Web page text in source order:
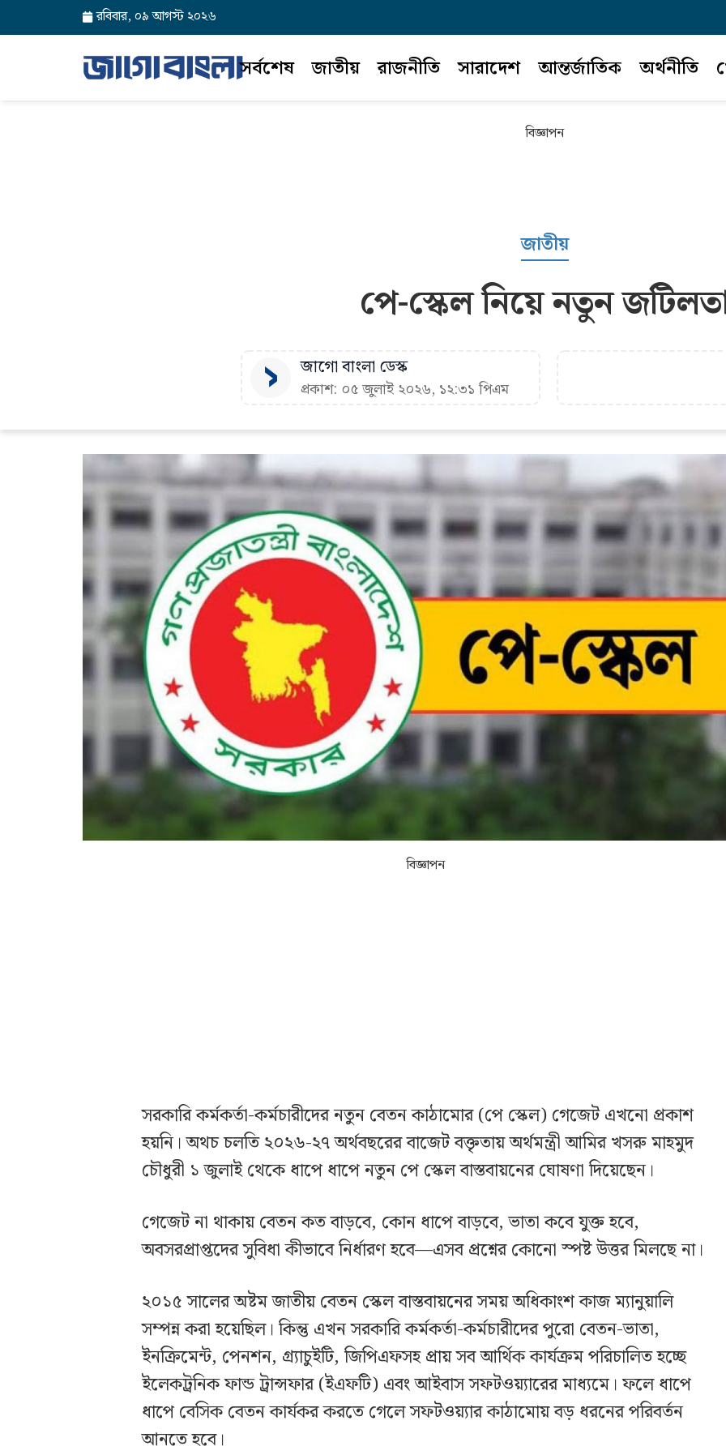
রবিবার, ০৯ আগস্ট ২০২৬
সর্বশেষ জাতীয় রাজনীতি সারাদেশ আন্তর্জাতিক অর্থনীতি
বিজ্ঞাপন
জাতীয়
পে-স্কেল নিয়ে নতুন
জাগো বাংলা ডেস্ক
প্রকাশ: ০৫ জুলাই ২০২৬, ১২:৩১ পিএম
বিজ্ঞাপন
সরকারি কর্মকর্তা-কর্মচারীদের নতুন বেতন কাঠামোর (পে স্কেল) গেজেট এখনো প্রকাশ
হয়নি। অথচ চলতি ২০২৬-২৭ অর্থবছরের বাজেট বক্তৃতায় অর্থমন্ত্রী আমির খসরু মাহমুদ
চৌধুরী ১ জুলাই থেকে ধাপে ধাপে নতুন পে স্কেল বাস্তবায়নের ঘোষণা দিয়েছেন।
গেজেট না থাকায় বেতন কত বাড়বে, কোন ধাপে বাড়বে, ভাতা কবে যুক্ত হবে,
অবসরপ্রাপ্তদের সুবিধা কীভাবে নির্ধারণ হবে—এসব প্রশ্নের কোনো স্পষ্ট উত্তর মিলছে না।
২০১৫ সালের অষ্টম জাতীয় বেতন স্কেল বাস্তবায়নের সময় অধিকাংশ কাজ ম্যানুয়ালি
সম্পন্ন করা হয়েছিল। কিন্তু এখন সরকারি কর্মকর্তা-কর্মচারীদের পুরো বেতন-ভাতা,
ইনক্রিমেন্ট, পেনশন, গ্র্যাচুইটি, জিপিএফসহ প্রায় সব আর্থিক কার্যক্রম পরিচালিত হচ্ছে
ইলেকট্রনিক ফান্ড ট্রান্সফার (ইএফটি) এবং আইবাস সফটওয়্যারের মাধ্যমে। ফলে ধাপে
ধাপে বেসিক বেতন কার্যকর করতে গেলে সফটওয়্যার কাঠামোয় বড় ধরনের পরিবর্তন
আনতে হবে।